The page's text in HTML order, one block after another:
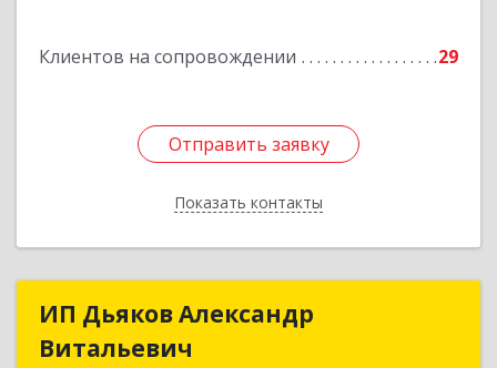
Клиентов на сопровождении 29
Отправить заявку
Показать контакты
Отправить заявку
Назад
ИП Дьяков Александр
Витальевич
ИП Дьяков Александр